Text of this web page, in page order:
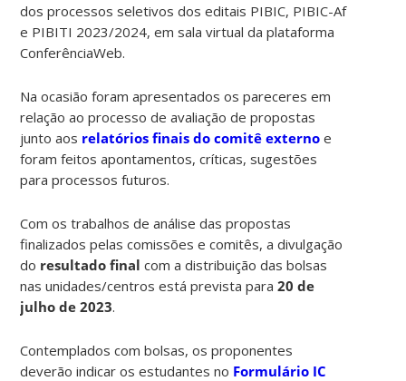
dos processos seletivos dos editais PIBIC, PIBIC-Af
e PIBITI 2023/2024, em sala virtual da plataforma
ConferênciaWeb.
Na ocasião foram apresentados os pareceres em
relação ao processo de avaliação de propostas
junto aos relatórios finais do comitê externo e
foram feitos apontamentos, críticas, sugestões
para processos futuros.
Com os trabalhos de análise das propostas
finalizados pelas comissões e comitês, a divulgação
do resultado final com a distribuição das bolsas
nas unidades/centros está prevista para20 de
julho de 2023.
Contemplados com bolsas, os proponentes
deverão indicar os estudantes no Formulário IC